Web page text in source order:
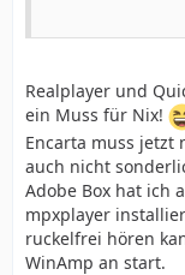
Realplayer und
ein Muss für Nix!
Encarta muss jetzt
auch nicht
Adobe Box hat ich
mpxplayer
ruckelfrei hören
WinAmp an start.